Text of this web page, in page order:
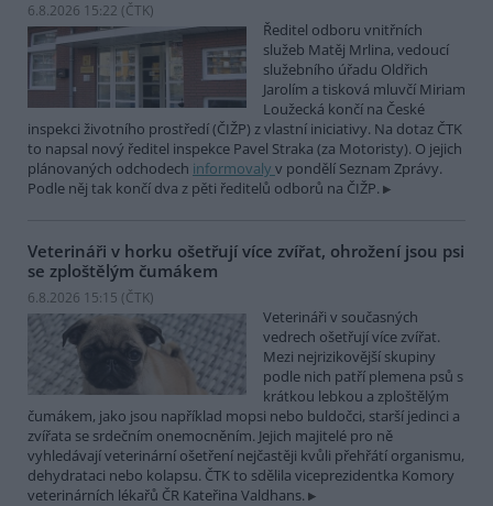
6.8.2026 15:22 (ČTK)
Ředitel odboru vnitřních
služeb Matěj Mrlina, vedoucí
služebního úřadu Oldřich
Jarolím a tisková mluvčí Miriam
Loužecká končí na České
inspekci životního prostředí (ČIŽP) z vlastní iniciativy. Na dotaz ČTK
to napsal nový ředitel inspekce Pavel Straka (za Motoristy). O jejich
plánovaných odchodech informovaly v pondělí Seznam Zprávy.
Podle něj tak končí dva z pěti ředitelů odborů na ČIŽP.
Veterináři v horku ošetřují více zvířat, ohrožení jsou psi
se zploštělým čumákem
6.8.2026 15:15 (ČTK)
Veterináři v současných
vedrech ošetřují více zvířat.
Mezi nejrizikovější skupiny
podle nich patří plemena psů s
krátkou lebkou a zploštělým
čumákem, jako jsou například mopsi nebo buldočci, starší jedinci a
zvířata se srdečním onemocněním. Jejich majitelé pro ně
vyhledávají veterinární ošetření nejčastěji kvůli přehřátí organismu,
dehydrataci nebo kolapsu. ČTK to sdělila viceprezidentka Komory
veterinárních lékařů ČR Kateřina Valdhans.